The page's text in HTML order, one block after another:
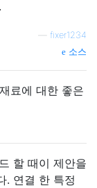
fixer1234
소스
료에 대한 좋은
할 때이 제안을
. 연결 한 특정